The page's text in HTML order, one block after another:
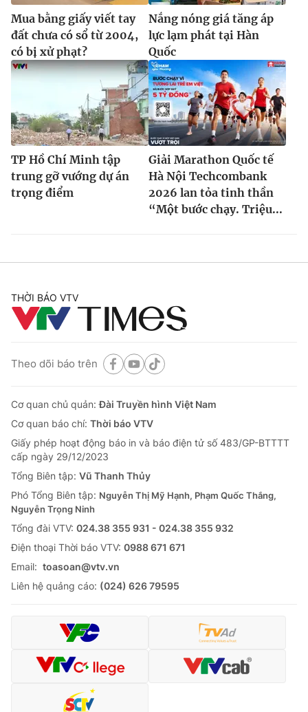
Mua bằng giấy viết tay
đất chưa có sổ từ 2004,
có bị xử phạt?
Nắng nóng giá tăng áp
lực lạm phát tại Hàn
Quốc
TP Hồ Chí Minh tập
trung gỡ vướng dự án
trọng điểm
Giải Marathon Quốc tế
Hà Nội Techcombank
2026 lan tỏa tinh thần
“Một bước chạy. Triệu...
THỜI BÁO VTV
Theo dõi báo trên
Cơ quan chủ quản:Đài Truyền hình Việt Nam
Cơ quan báo chí: Thời báo VTV
Giấy phép hoạt động báo in và báo điện tử số 483/GP-BTTTT
cấp ngày 29/12/2023
Tổng Biên tập: Vũ Thanh Thủy
Phó Tổng Biên tập: Nguyễn Thị Mỹ Hạnh, Phạm Quốc Thắng,
Nguyễn Trọng Ninh
Tổng đài VTV: 024.38 355 931 - 024.38 355 932
Ðiện thoại Thời báo VTV: 0988 671 671
Email: toasoan@vtv.vn
Liên hệ quảng cáo: (024) 626 79595